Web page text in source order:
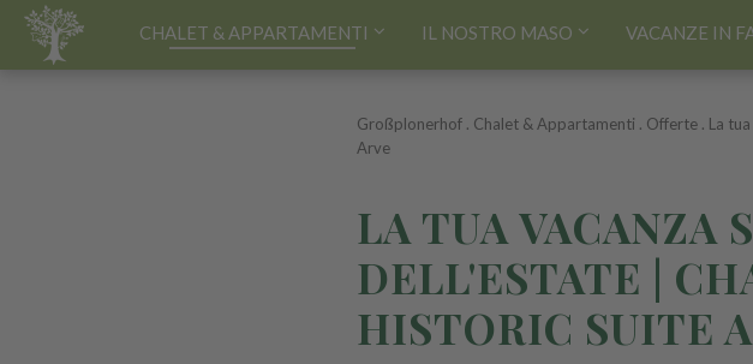
HOME CHALET & APPARTAMENTI IL NOSTRO MASO VACANZE IN
Großplonerhof . Chalet & Appartamenti . Offerte . La
Arve
LA TUA VACANZA
DELL'ESTATE |
HISTORIC SUITE